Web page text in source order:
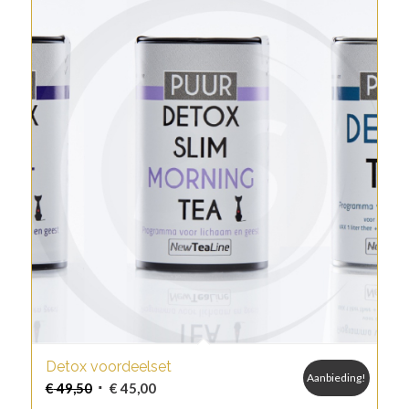
Detox voordeelset
€49,50 Oorspronkelijke
€45,00Huidige
Aanbieding!